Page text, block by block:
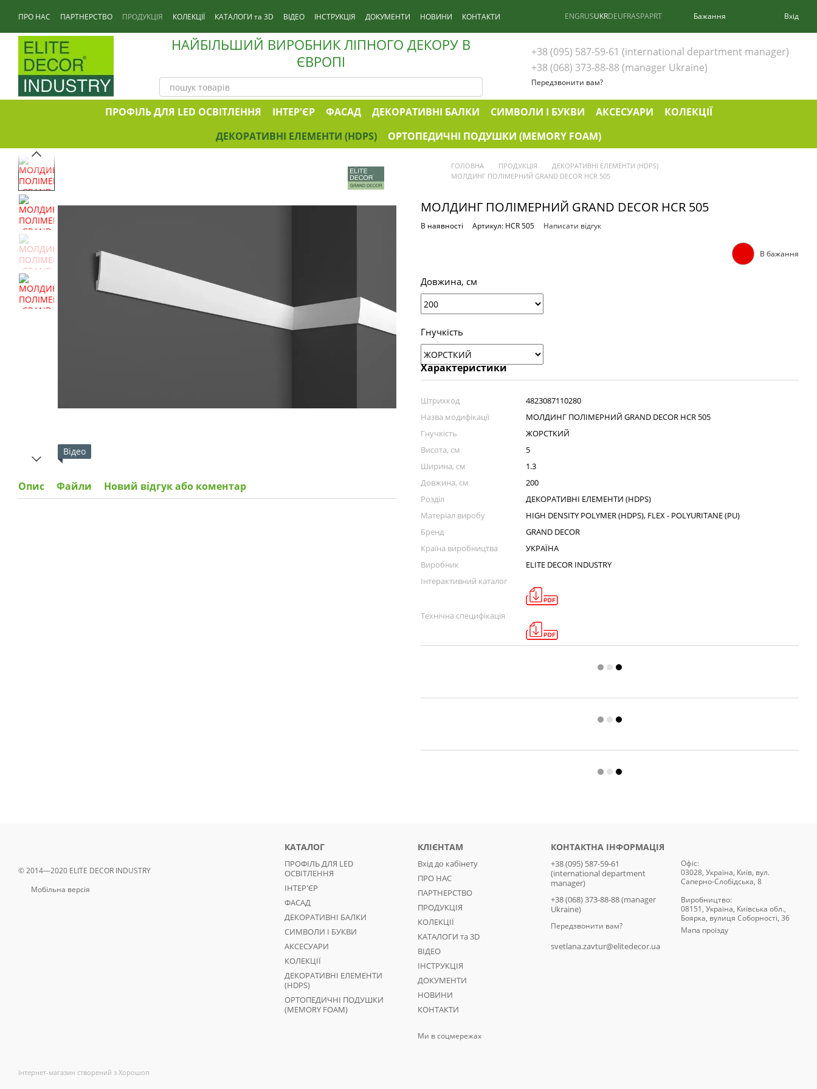
ПРО НАС ПАРТНЕРСТВО ПРОДУКЦІЯ КОЛЕКЦІЇ КАТАЛОГИ та 3D ВІДЕО ІНСТРУКЦІЯ ДОКУМЕНТИ НОВИНИ КОНТАКТИ ENGRUSUKRDEUFRASPAPRT Бажання Вхід
НАЙБІЛЬШИЙ ВИРОБНИК ЛІПНОГО ДЕКОРУ В
ЄВРОПІ
+38 (095) 587-59-61 (international department manager)
+38 (068) 373-88-88 (manager Ukraine)
Передзвонити вам?
ПРОФІЛЬ ДЛЯ LED ОСВІТЛЕННЯ ІНТЕР'ЄР ФАСАД ДЕКОРАТИВНІ БАЛКИ СИМВОЛИ І БУКВИ АКСЕСУАРИ
КОЛЕКЦІЇ
ДЕКОРАТИВНІ ЕЛЕМЕНТИ (HDPS)
ОРТОПЕДИЧНІ ПОДУШКИ (MEMORY FOAM)
Відео
Опис Файли Новий відгук або коментар
ГОЛОВНА ПРОДУКЦІЯ
ДЕКОРАТИВНІ ЕЛЕМЕНТИ (HDPS)
МОЛДИНГ ПОЛІМЕРНИЙ GRAND DECOR HCR 505
МОЛДИНГ ПОЛІМЕРНИЙ GRAND DECOR HCR 505
В наявності Артикул: HCR 505 Написати відгук
В бажання
Довжина, см
Гнучкість
Характеристики
Штрихкод
4823087110280
Назва модифікації
МОЛДИНГ ПОЛІМЕРНИЙ GRAND DECOR HCR 505
Гнучкість
ЖОРСТКИЙ
Висота, см
5
Ширина, см
1.3
Довжина, см
200
Розділ
ДЕКОРАТИВНІ ЕЛЕМЕНТИ (HDPS)
Матеріал виробу
HIGH DENSITY POLYMER (HDPS), FLEX - POLYURITANE (PU)
Бренд
GRAND DECOR
Країна виробництва
УКРАЇНА
Виробник
ELITE DECOR INDUSTRY
Інтерактивний каталог
Технічна специфікація
© 2014—2020 ELITE DECOR INDUSTRY
Мобільна версія
Інтернет-магазин створений з Хорошоп
КАТАЛОГ
ПРОФІЛЬ ДЛЯ LED
ОСВІТЛЕННЯ
ІНТЕР'ЄР
ФАСАД
ДЕКОРАТИВНІ БАЛКИ
СИМВОЛИ І БУКВИ
АКСЕСУАРИ
КОЛЕКЦІЇ
ДЕКОРАТИВНІ ЕЛЕМЕНТИ
(HDPS)
ОРТОПЕДИЧНІ ПОДУШКИ
(MEMORY FOAM)
КЛІЄНТАМ
Вхід до кабінету
ПРО НАС
ПАРТНЕРСТВО
ПРОДУКЦІЯ
КОЛЕКЦІЇ
КАТАЛОГИ та 3D
ВІДЕО
ІНСТРУКЦІЯ
ДОКУМЕНТИ
НОВИНИ
КОНТАКТИ
Ми в соцмережах
КОНТАКТНА ІНФОРМАЦІЯ
+38 (095) 587-59-61
(international department
manager)
+38 (068) 373-88-88 (manager
Ukraine)
Передзвонити вам?
svetlana.zavtur@elitedecor.ua
Офіс:
03028, Україна, Київ, вул.
Саперно-Слобідська, 8
Виробництво:
08151, Україна, Київська обл.,
Боярка, вулиця Соборності, 36
Мапа проїзду